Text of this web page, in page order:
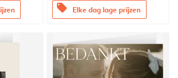
offers Elke dag lage prijzen